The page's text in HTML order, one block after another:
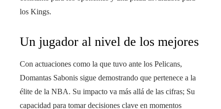
los Kings.
Un jugador al nivel de los mejores
Con actuaciones como la que tuvo ante los Pelicans,
Domantas Sabonis sigue demostrando que pertenece a la
élite de la NBA. Su impacto va más allá de las cifras; Su
capacidad para tomar decisiones clave en momentos